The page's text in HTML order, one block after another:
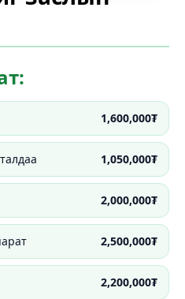
1,600,000₮
1,050,000₮
2,000,000₮
2,500,000₮
2,200,000₮